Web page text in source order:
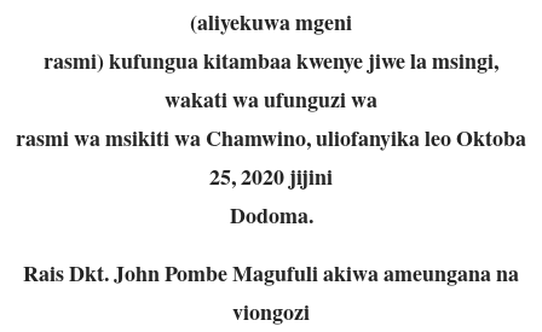
(aliyekuwa mgeni
rasmi) kufungua kitambaa kwenye jiwe la msingi,
wakati wa ufunguzi wa
rasmi wa msikiti wa Chamwino, uliofanyika leo Oktoba
25, 2020 jijini
Dodoma.
Rais Dkt. John Pombe Magufuli akiwa ameungana na
viongozi